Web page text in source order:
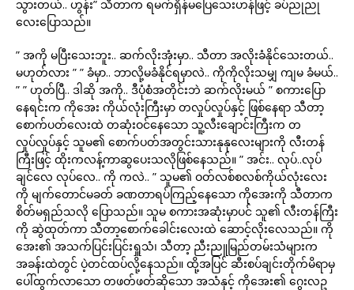
သွားတယ်.. ဟွန်း” သီတာက ရမက်ရှိန်မပြေသေးဟန်ဖြင့် ခပ်ညုညု
လေးပြောသည်။
” အကို မပြီးသေးဘူး.. ဆက်လိုးအုံးမှာ.. သီတာ အလိုးခံနိုင်သေးတယ်..
မဟုတ်လား ” ” ခံမှာ.. ဘာလို့မခံနိုင်ရမှာလဲ.. ကိုကိုလိုးသမျှ ကျမ ခံမယ်..
” ” ဟုတ်ပြီ.. ဒါဆို အကို.. ဒီပုံစံအတိုင်းဘဲ ဆက်လိုးမယ် ” စကားပြော
နေရင်းက ကိုအေး ကိုယ်လုံးကြီးမှာ တလှုပ်လှုပ်နှင့် ဖြစ်နေရာ သီတာ့
စောက်ပတ်လေးထဲ တဆုံးဝင်နေသော သူ့လီးချောင်းကြီးက တ
လှုပ်လှုပ်နှင့် သူမ၏ စောက်ပတ်အတွင်းသားနုနုလေးများကို လီးတန်
ကြီးဖြင့် ထိုးကလန့်ကာဆွပေးသလိုဖြစ်နေသည်။ ” အင်း.. လုပ်..လုပ်
ချင်လေ လုပ်လေ.. ကို ကလဲ.. ” သူမ၏ ဝတ်လစ်စလစ်ကိုယ်လုံးလေး
ကို မျက်တောင်မခတ် ခဏတာရပ်ကြည့်နေသော ကိုအေးကို သီတာက
စိတ်မရှည်သလို ပြောသည်။ သူမ စကားအဆုံးမှာပင် သူ၏ လီးတန်ကြီး
ကို ဆွဲထုတ်ကာ သီတာ့စောက်ခေါင်းလေးထဲ ဆောင့်လိုးလေသည်။ ကို
အေး၏ အသက်ပြင်းပြင်းရှူသံ၊ သီတာ့ ညီးညူမြည်တမ်းသံများက
အခန်းထဲတွင် ပဲ့တင်ထပ်လို့နေသည်။ ထို့အပြင် ဆီးစပ်ချင်းတိုက်မိရာမှ
ပေါ်ထွက်လာသော တဖတ်ဖတ်ဆိုသော အသံနှင့် ကိုအေး၏ ဂွေးလဥ